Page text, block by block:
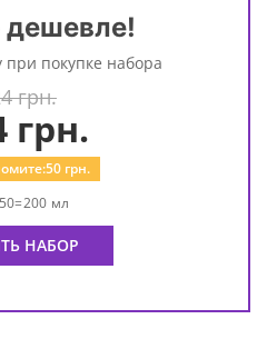
дешевле!
при покупке набора
грн.
грн.
50грн.
мл
НАБОР